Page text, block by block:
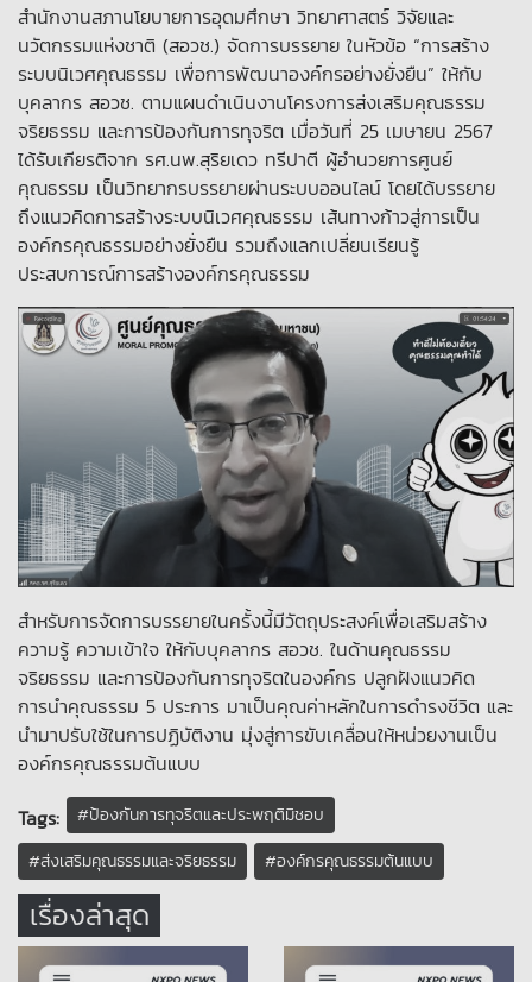
สำนักงานสภานโยบายการอุดมศึกษา วิทยาศาสตร์ วิจัยและ
นวัตกรรมแห่งชาติ (สอวช.) จัดการบรรยาย ในหัวข้อ “การสร้าง
ระบบนิเวศคุณธรรม เพื่อการพัฒนาองค์กรอย่างยั่งยืน” ให้กับ
บุคลากร สอวช. ตามแผนดำเนินงานโครงการส่งเสริมคุณธรรม
จริยธรรม และการป้องกันการทุจริต เมื่อวันที่ 25 เมษายน 2567
ได้รับเกียรติจาก รศ.นพ.สุริยเดว ทรีปาตี ผู้อำนวยการศูนย์
คุณธรรม เป็นวิทยากรบรรยายผ่านระบบออนไลน์ โดยได้บรรยาย
ถึงแนวคิดการสร้างระบบนิเวศคุณธรรม เส้นทางก้าวสู่การเป็น
องค์กรคุณธรรมอย่างยั่งยืน รวมถึงแลกเปลี่ยนเรียนรู้
ประสบการณ์การสร้างองค์กรคุณธรรม
สำหรับการจัดการบรรยายในครั้งนี้มีวัตถุประสงค์เพื่อเสริมสร้าง
ความรู้ ความเข้าใจ ให้กับบุคลากร สอวช. ในด้านคุณธรรม
จริยธรรม และการป้องกันการทุจริตในองค์กร ปลูกฝังแนวคิด
การนำคุณธรรม 5 ประการ มาเป็นคุณค่าหลักในการดำรงชีวิต และ
นำมาปรับใช้ในการปฏิบัติงาน มุ่งสู่การขับเคลื่อนให้หน่วยงานเป็น
องค์กรคุณธรรมต้นแบบ
Tags:
#ป้องกันการทุจริตและประพฤติมิชอบ
#ส่งเสริมคุณธรรมและจริยธรรม
#องค์กรคุณธรรมต้นแบบ
เรื่องล่าสุด